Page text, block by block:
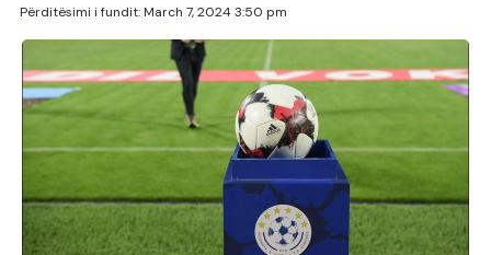
Përditësimi i fundit: March 7, 2024 3:50 pm